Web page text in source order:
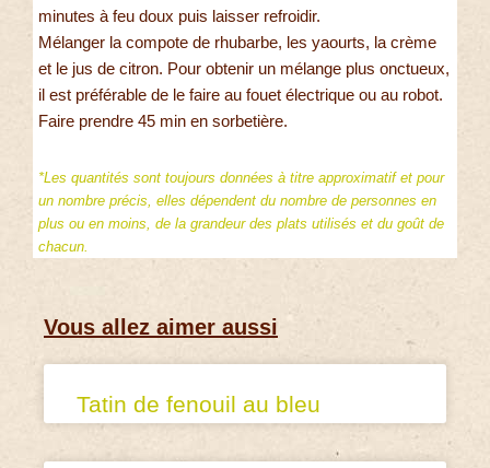
minutes à feu doux puis laisser refroidir.
Mélanger la compote de rhubarbe, les yaourts, la crème
et le jus de citron. Pour obtenir un mélange plus onctueux,
il est préférable de le faire au fouet électrique ou au robot.
Faire prendre 45 min en sorbetière.
*Les quantités sont toujours données à titre approximatif et pour
un nombre précis, elles dépendent du nombre de personnes en
plus ou en moins, de la grandeur des plats utilisés et du goût de
chacun.
Vous allez aimer aussi
Tatin de fenouil au bleu